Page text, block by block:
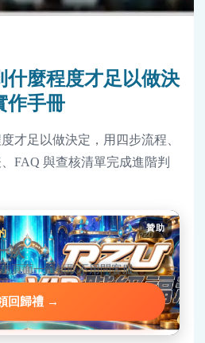
什麼程度才足以做決
作手冊
才足以做決定，用四步流程、
FAQ 與查核清單完成進階判
贊助
次
頁面一鍵領取不用問客服。
回歸禮 →